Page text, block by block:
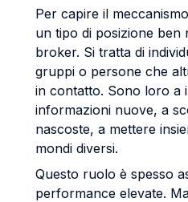
Per capire il
un tipo di posizione ben
broker. Si tratta di
gruppi o persone che
in contatto. Sono loro a
informazioni nuove, a
nascoste, a mettere
mondi diversi.
Questo ruolo è spesso
performance elevate.